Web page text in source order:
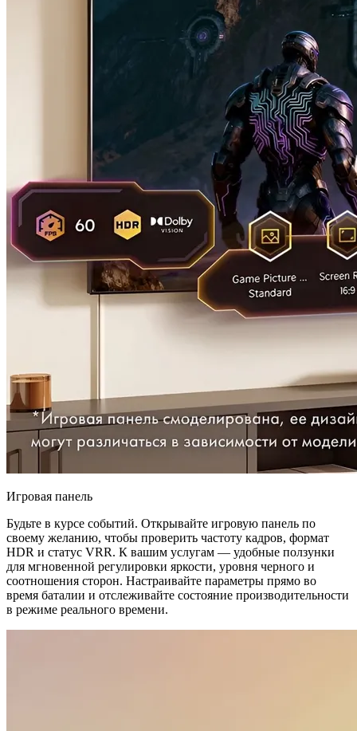
Игровая панель
Будьте в курсе событий. Открывайте игровую панель по
своему желанию, чтобы проверить частоту кадров, формат
HDR и статус VRR. К вашим услугам — удобные ползунки
для мгновенной регулировки яркости, уровня черного и
соотношения сторон. Настраивайте параметры прямо во
время баталии и отслеживайте состояние производительности
в режиме реального времени.